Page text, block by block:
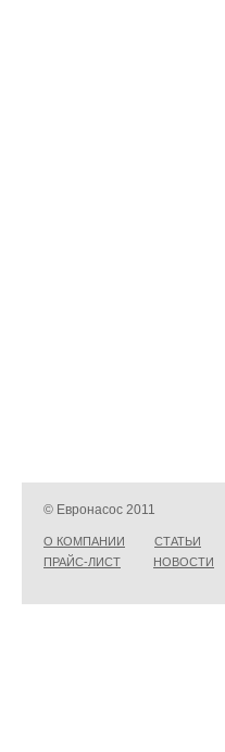
© Евронасос 2011
О КОМПАНИИ
СТАТЬИ
ПРАЙС-ЛИСТ
НОВОСТИ